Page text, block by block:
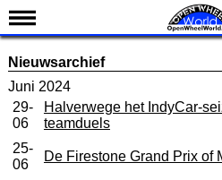
Kalender
Uitslagen
Standen
Coureurs
Nieuwsarchief
Juni 2024
29-
06
Halverwege het IndyCar-
teamduels
25-
06
De Firestone Grand Prix of